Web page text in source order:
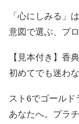
「心にしみる」
意図で選ぶ、プ
【見本付き】香
初めてでも迷わ
スト6でゴール
あなたへ。プラ